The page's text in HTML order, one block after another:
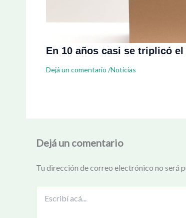
En 10 años casi se triplicó el
Dejá un comentario /Noticias
Dejá un comentario
Tu dirección de correo electrónico no será
acá...